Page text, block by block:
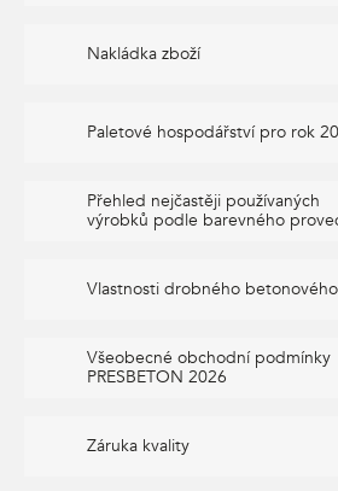
Nakládka zboží
Paletové hospodářství pro rok
Přehled nejčastěji používaných
výrobků podle barevného
Vlastnosti drobného
Všeobecné obchodní podmínky
PRESBETON 2026
Záruka kvality